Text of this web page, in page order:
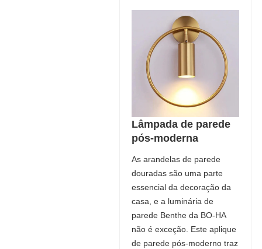
Lâmpada de parede
pós-moderna
As arandelas de parede
douradas são uma parte
essencial da decoração da
casa, e a luminária de
parede Benthe da BO-HA
não é exceção. Este aplique
de parede pós-moderno traz